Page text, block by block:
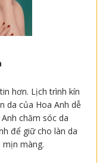
hơn. Lịch trình kín
da của Hoa Anh dễ
chăm sóc da
để giữ cho làn da
mịn màng.